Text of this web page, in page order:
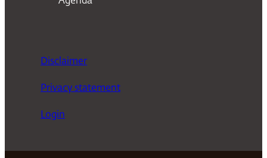
Disclaimer
Privacy statement
Login